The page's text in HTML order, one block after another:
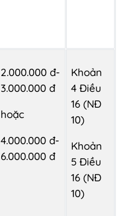
2.000.000 đ-
3.000.000 đ
hoặc
4.000.000 đ-
6.000.000 đ
Khoản
4 Điều
16 (NĐ
10)
Khoản
5 Điều
16 (NĐ
10)